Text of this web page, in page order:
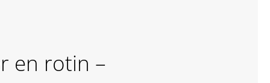
en rotin –